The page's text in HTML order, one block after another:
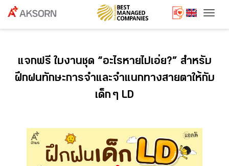
แจกฟรี ใบงานชุด “อะไรหายไปเอ่ย?” สำหรับ
ฝึกฝนทักษะการจำและจำแนกทางสายตาให้กับ
เด็ก ๆ LD